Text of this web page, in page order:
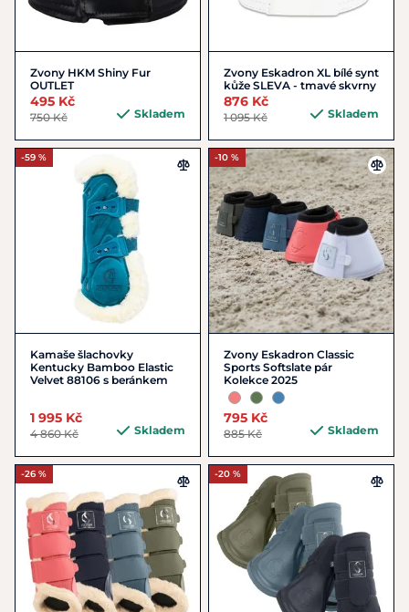
Zvony HKM Shiny Fur
OUTLET
495 Kč
750 Kč Skladem
Zvony Eskadron XL bílé synt
kůže SLEVA - tmavé skvrny
876 Kč
1 095 Kč Skladem
-59 %
Kamaše šlachovky
Kentucky Bamboo Elastic
Velvet 88106 s beránkem
1 995 Kč
4 860 Kč Skladem
-10 %
Zvony Eskadron Classic
Sports Softslate pár
Kolekce 2025
795 Kč
885 Kč Skladem
-26 % -20 %